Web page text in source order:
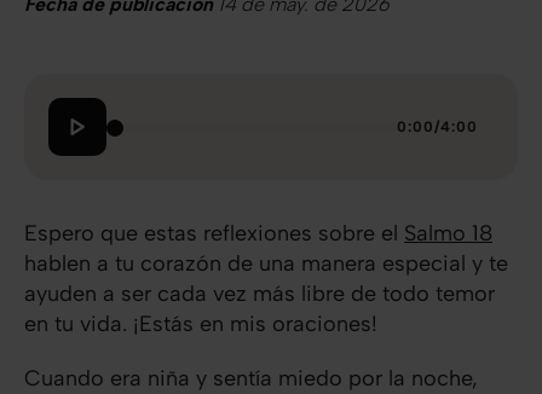
0:00 /4:00
Espero que estas reflexiones sobre el Salmo 18
hablen a tu corazón de una manera especial y te
ayuden a ser cada vez más libre de todo temor
en tu vida. ¡Estás en mis oraciones!
Cuando era niña y sentía miedo por la noche,